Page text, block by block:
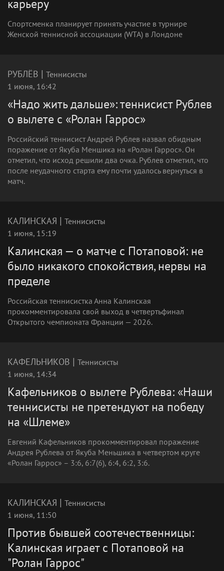
карьеру
Спортсменка планирует принять участие в турнире
Женской теннисной ассоциации (WTA) в Лондоне
РУБЛЁВ | Теннисисты
1 июня, 16:42
«Надо жить дальше»: теннисист Рублев
о вылете с «Ролан Гаррос»
Российский теннисист Андрей Рублев назвал обидным
поражение от Якуба Меншика на «Ролан Гаррос». Он
отметил, что исход решили два очка. Рублев отметил, что
после неудачного старта ему почти удалось вернуться в
матч.
КАЛИНСКАЯ | Теннисисты
1 июня, 15:19
Калинская — о матче с Потаповой: не
было никакого спокойствия, нервы на
пределе
Российская теннисистка Анна Калинская
прокомментировала свой выход в четвертьфинал
Открытого чемпионата Франции — 2026.
КАФЕЛЬНИКОВ | Теннисисты
1 июня, 14:34
Кафельников о вылете Рублева: «Наши
теннисисты не претендуют на победу
на «Шлеме»
Евгений Кафельников прокомментировал поражение
Андрея Рублева от Якуба Меньшика в четвертом круге
«Ролан Гаррос» – 3:6, 6:7(6), 6:4, 6:2, 3:6.
КАЛИНСКАЯ | Теннисисты
1 июня, 11:50
Против бывшей соотечественницы:
Калинская играет с Потаповой на
"Ролан Гаррос"